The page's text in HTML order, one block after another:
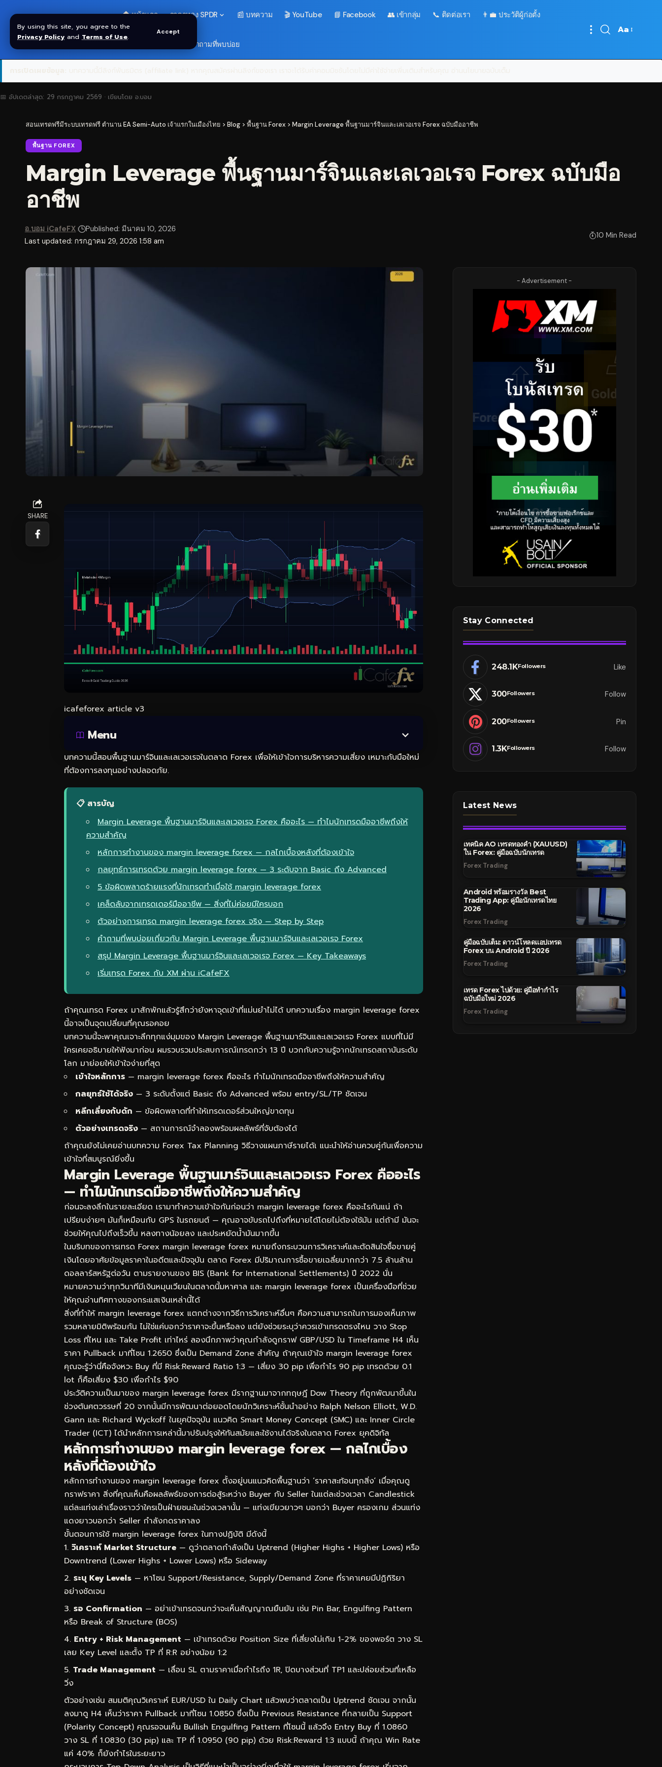
By using this site, you agree to the
Privacy Policy and Terms of Use.
Accept
🏠 หน้าแรก ราคาทอง SPDR 📰 บทความ 🎬 YouTube 📘 Facebook 👥 เข้ากลุ่ม 📞 ติดต่อเรา 👨‍💼 ประวัติผู้ก่อตั้ง
❓ คำถามที่พบบ่อย
Font
Aa
📅 อัปเดตล่าสุด: 29 กรกฎาคม 2569 · เขียนโดย อ.บอม
สอนเทรดฟรีมีระบบเทรดฟรี ตำนาน EA Semi-Auto เจ้าแรกในเมืองไทย > Blog > พื้นฐาน Forex > Margin Leverage พื้นฐานมาร์จินและเลเวอเรจ Forex ฉบับมืออาชีพ
พื้นฐาน FOREX
Margin Leverage พื้นฐานมาร์จินและเลเวอเรจ Forex ฉบับมือ
อาชีพ
Last updated: กรกฎาคม 29, 2026 1:58 am
อ.บอม iCafeFX Published: มีนาคม 10, 2026
10 Min Read
SHARE
icafeforex article v3
Menu
บทความนี้สอนพื้นฐานมาร์จินและเลเวอเรจในตลาด Forex เพื่อให้เข้าใจการบริหารความเสี่ยง เหมาะกับมือใหม่
ที่ต้องการลงทุนอย่างปลอดภัย.
📋 สารบัญ
Margin Leverage พื้นฐานมาร์จินและเลเวอเรจ Forex คืออะไร — ทำไมนักเทรดมืออาชีพถึงให้
ความสำคัญ
หลักการทำงานของ margin leverage forex — กลไกเบื้องหลังที่ต้องเข้าใจ
กลยุทธ์การเทรดด้วย margin leverage forex — 3 ระดับจาก Basic ถึง Advanced
5 ข้อผิดพลาดร้ายแรงที่นักเทรดทำเมื่อใช้ margin leverage forex
เคล็ดลับจากเทรดเดอร์มืออาชีพ — สิ่งที่ไม่ค่อยมีใครบอก
ตัวอย่างการเทรด margin leverage forex จริง — Step by Step
คำถามที่พบบ่อยเกี่ยวกับ Margin Leverage พื้นฐานมาร์จินและเลเวอเรจ Forex
สรุป Margin Leverage พื้นฐานมาร์จินและเลเวอเรจ Forex — Key Takeaways
เริ่มเทรด Forex กับ XM ผ่าน iCafeFX
ถ้าคุณเทรด Forex มาสักพักแล้วรู้สึกว่ายังหาจุดเข้าที่แม่นยำไม่ได้ บทความเรื่อง margin leverage forex
นี้อาจเป็นจุดเปลี่ยนที่คุณรอคอย
บทความนี้จะพาคุณเจาะลึกทุกแง่มุมของ Margin Leverage พื้นฐานมาร์จินและเลเวอเรจ Forex แบบที่ไม่มี
ใครเคยอธิบายให้ฟังมาก่อน ผมรวบรวมประสบการณ์เทรดกว่า 13 ปี บวกกับความรู้จากนักเทรดสถาบันระดับ
โลก มาย่อยให้เข้าใจง่ายที่สุด
เข้าใจหลักการ — margin leverage forex คืออะไร ทำไมนักเทรดมืออาชีพถึงให้ความสำคัญ
กลยุทธ์ใช้ได้จริง — 3 ระดับตั้งแต่ Basic ถึง Advanced พร้อม entry/SL/TP ชัดเจน
หลีกเลี่ยงกับดัก — ข้อผิดพลาดที่ทำให้เทรดเดอร์ส่วนใหญ่ขาดทุน
ตัวอย่างเทรดจริง — สถานการณ์จำลองพร้อมผลลัพธ์ที่จับต้องได้
ถ้าคุณยังไม่เคยอ่านบทความ Forex Tax Planning วิธีวางแผนภาษีรายได้เ แนะนำให้อ่านควบคู่กันเพื่อความ
เข้าใจที่สมบูรณ์ยิ่งขึ้น
Margin Leverage พื้นฐานมาร์จินและเลเวอเรจ Forex คืออะไร
— ทำไมนักเทรดมืออาชีพถึงให้ความสำคัญ
ก่อนจะลงลึกในรายละเอียด เรามาทำความเข้าใจกันก่อนว่า margin leverage forex คืออะไรกันแน่ ถ้า
เปรียบง่ายๆ มันก็เหมือนกับ GPS ในรถยนต์ — คุณอาจขับรถไปถึงที่หมายได้โดยไม่ต้องใช้มัน แต่ถ้ามี มันจะ
ช่วยให้คุณไปถึงเร็วขึ้น หลงทางน้อยลง และประหยัดน้ำมันมากขึ้น
ในบริบทของการเทรด Forex margin leverage forex หมายถึงกระบวนการวิเคราะห์และตัดสินใจซื้อขายคู่
เงินโดยอาศัยข้อมูลราคาในอดีตและปัจจุบัน ตลาด Forex มีปริมาณการซื้อขายเฉลี่ยมากกว่า 7.5 ล้านล้าน
ดอลลาร์สหรัฐต่อวัน ตามรายงานของ BIS (Bank for International Settlements) ปี 2022 นั่น
หมายความว่าทุกวินาทีมีเงินหมุนเวียนในตลาดนี้มหาศาล และ margin leverage forex เป็นเครื่องมือที่ช่วย
ให้คุณอ่านทิศทางของกระแสเงินเหล่านี้ได้
สิ่งที่ทำให้ margin leverage forex แตกต่างจากวิธีการวิเคราะห์อื่นๆ คือความสามารถในการมองเห็นภาพ
รวมหลายมิติพร้อมกัน ไม่ใช่แค่บอกว่าราคาจะขึ้นหรือลง แต่ยังช่วยระบุว่าควรเข้าเทรดตรงไหน วาง Stop
Loss ที่ไหน และ Take Profit เท่าไหร่ ลองนึกภาพว่าคุณกำลังดูกราฟ GBP/USD ใน Timeframe H4 เห็น
ราคา Pullback มาที่โซน 1.2650 ซึ่งเป็น Demand Zone สำคัญ ถ้าคุณเข้าใจ margin leverage forex
คุณจะรู้ว่านี่คือจังหวะ Buy ที่มี Risk:Reward Ratio 1:3 — เสี่ยง 30 pip เพื่อกำไร 90 pip เทรดด้วย 0.1
lot ก็คือเสี่ยง $30 เพื่อกำไร $90
ประวัติความเป็นมาของ margin leverage forex มีรากฐานมาจากทฤษฎี Dow Theory ที่ถูกพัฒนาขึ้นใน
ช่วงต้นศตวรรษที่ 20 จากนั้นมีการพัฒนาต่อยอดโดยนักวิเคราะห์ชั้นนำอย่าง Ralph Nelson Elliott, W.D.
Gann และ Richard Wyckoff ในยุคปัจจุบัน แนวคิด Smart Money Concept (SMC) และ Inner Circle
Trader (ICT) ได้นำหลักการเหล่านี้มาปรับปรุงให้ทันสมัยและใช้งานได้จริงในตลาด Forex ยุคดิจิทัล
หลักการทำงานของ margin leverage forex — กลไกเบื้อง
หลังที่ต้องเข้าใจ
หลักการทำงานของ margin leverage forex ตั้งอยู่บนแนวคิดพื้นฐานว่า ‘ราคาสะท้อนทุกสิ่ง’ เมื่อคุณดู
กราฟราคา สิ่งที่คุณเห็นคือผลลัพธ์ของการต่อสู้ระหว่าง Buyer กับ Seller ในแต่ละช่วงเวลา Candlestick
แต่ละแท่งเล่าเรื่องราวว่าใครเป็นฝ่ายชนะในช่วงเวลานั้น — แท่งเขียวยาวๆ บอกว่า Buyer ครองเกม ส่วนแท่ง
แดงยาวบอกว่า Seller กำลังกดราคาลง
ขั้นตอนการใช้ margin leverage forex ในทางปฏิบัติ มีดังนี้
วิเคราะห์ Market Structure — ดูว่าตลาดกำลังเป็น Uptrend (Higher Highs + Higher Lows) หรือ
Downtrend (Lower Highs + Lower Lows) หรือ Sideway
ระบุ Key Levels — หาโซน Support/Resistance, Supply/Demand Zone ที่ราคาเคยมีปฏิกิริยา
อย่างชัดเจน
รอ Confirmation — อย่าเข้าเทรดจนกว่าจะเห็นสัญญาณยืนยัน เช่น Pin Bar, Engulfing Pattern
หรือ Break of Structure (BOS)
Entry + Risk Management — เข้าเทรดด้วย Position Size ที่เสี่ยงไม่เกิน 1-2% ของพอร์ต วาง SL
เลย Key Level และตั้ง TP ที่ R:R อย่างน้อย 1:2
Trade Management — เลื่อน SL ตามราคาเมื่อกำไรถึง 1R, ปิดบางส่วนที่ TP1 และปล่อยส่วนที่เหลือ
วิ่ง
ตัวอย่างเช่น สมมติคุณวิเคราะห์ EUR/USD ใน Daily Chart แล้วพบว่าตลาดเป็น Uptrend ชัดเจน จากนั้น
ลงมาดู H4 เห็นว่าราคา Pullback มาที่โซน 1.0850 ซึ่งเป็น Previous Resistance ที่กลายเป็น Support
(Polarity Concept) คุณรอจนเห็น Bullish Engulfing Pattern ที่โซนนี้ แล้วจึง Entry Buy ที่ 1.0860
วาง SL ที่ 1.0830 (30 pip) และ TP ที่ 1.0950 (90 pip) ด้วย Risk:Reward 1:3 แบบนี้ ถ้าคุณ Win Rate
แค่ 40% ก็ยังกำไรในระยะยาว
- Advertisement -
Stay Connected
248.1KFollowers Like
300Followers Follow
200Followers Pin
1.3KFollowers Follow
Latest News
เทคนิค AO เทรดทองคำ (XAUUSD)
ใน Forex: คู่มือฉบับนักเทรด
Forex Trading
Android พร้อมรางวัล Best
Trading App: คู่มือนักเทรดไทย
2026
Forex Trading
คู่มือฉบับเต็ม: ดาวน์โหลดแอปเทรด
Forex บน Android ปี 2026
Forex Trading
เทรด Forex ไปด้วย: คู่มือทำกำไร
ฉบับมือใหม่ 2026
Forex Trading